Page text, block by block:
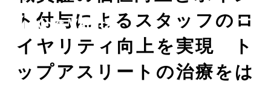
ト付与によるスタッフのロ
イヤリティ向上を実現 ト
ップアスリートの治療をは